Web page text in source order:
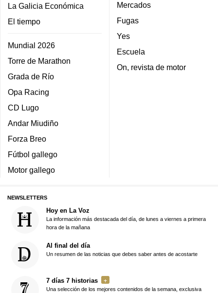
La Galicia Económica
El tiempo
Mundial 2026
Torre de Marathon
Grada de Río
Opa Racing
CD Lugo
Andar Miudiño
Forza Breo
Fútbol gallego
Motor gallego
Mercados
Fugas
Yes
Escuela
On, revista de motor
NEWSLETTERS
Hoy en La Voz
La información más destacada del día, de lunes a viernes a primera
hora de la mañana
Al final del día
Un resumen de las noticias que debes saber antes de acostarte
7 días 7 historias
Una selección de los mejores contenidos de la semana, exclusiva